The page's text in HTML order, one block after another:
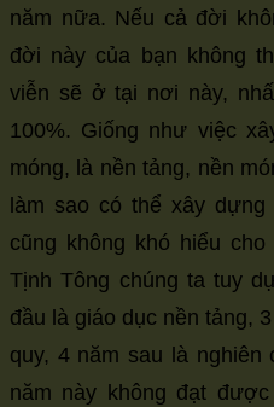
năm nữa. Nếu cả đời
đời này của bạn không
viễn sẽ ở tại nơi này,
100%. Giống như việc
móng, là nền tảng, nền
làm sao có thể xây
cũng không khó hiểu
Tịnh Tông chúng ta tuy
đầu là giáo dục nền tảng,
quy, 4 năm sau là
năm này không đạt